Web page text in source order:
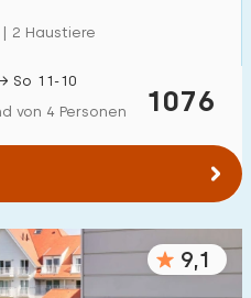
2 Haustiere
1076
So 11-10
von 4 Personen
9,1